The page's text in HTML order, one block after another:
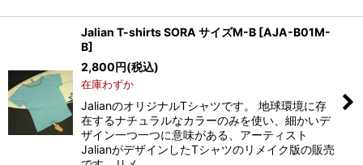
Jalian T-shirts SORA サイズM-B [AJA-B01M-
B]
2,800円(税込)
在庫わずか
JalianのオリジナルTシャツです。 地球環境に存
在するナチュラルなカラーのみを使い、細かいデ
ザイン一つ一つに意味がある、アーティスト
JalianがデザインしたTシャツのリメイク版の販売